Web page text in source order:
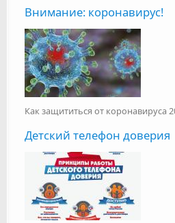
Внимание: коронавирус!
Как защититься от коронавируса
Детский телефон доверия